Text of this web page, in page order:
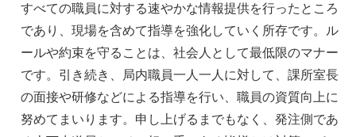
すべての職員に対する速やかな情報提供を行ったところ
であり、現場を含めて指導を強化していく所存です。ル
ールや約束を守ることは、社会人として最低限のマナー
です。引き続き、局内職員一人一人に対して、課所室長
の面接や研修などによる指導を行い、職員の資質向上に
努めてまいります。申し上げるまでもなく、発注側であ